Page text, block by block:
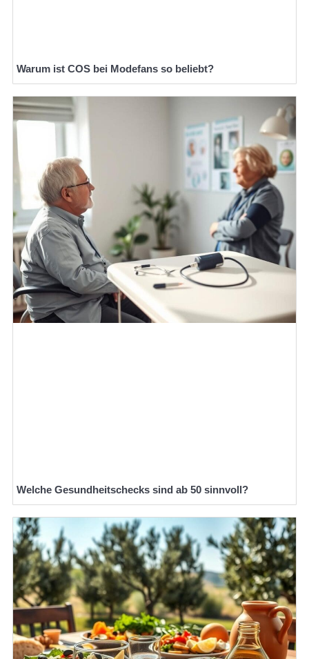
Warum ist COS bei Modefans so beliebt?
Welche Gesundheitschecks sind ab 50 sinnvoll?